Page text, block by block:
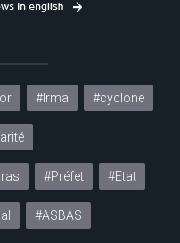
#Irma #cyclone
#Préfet #Etat
#ASBAS